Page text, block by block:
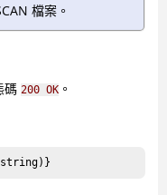
檔案。
碼 200 OK。
(string)}